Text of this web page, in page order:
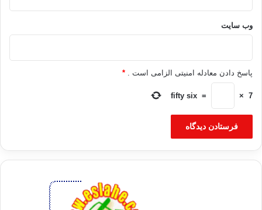
وب‌ سایت
پاسخ دادن معادله امنیتی الزامی است . *
7
×
=
fifty six